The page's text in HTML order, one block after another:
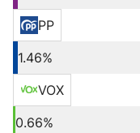
PP
1.46%
VOX
0.66%